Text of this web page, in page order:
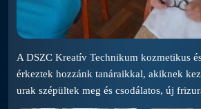
A DSZC Kreatív Technikum kozmetikus
érkeztek hozzánk tanáraikkal, akiknek
urak szépültek meg és csodálatos, új